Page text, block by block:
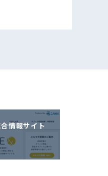
情報サイト